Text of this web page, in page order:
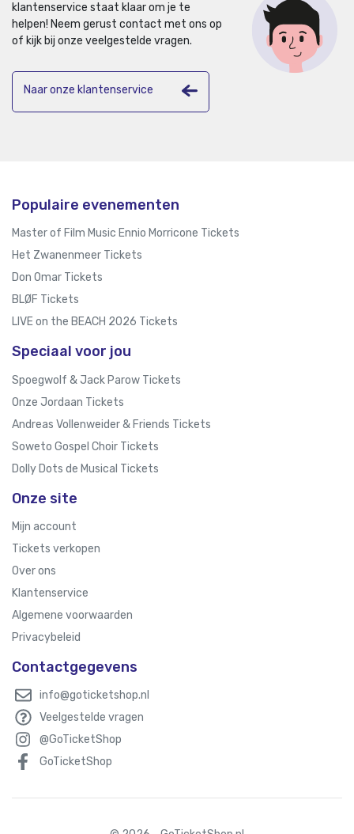
klantenservice staat klaar om je te
helpen! Neem gerust contact met ons op
of kijk bij onze veelgestelde vragen.
Naar onze klantenservice
Populaire evenementen
Master of Film Music Ennio Morricone Tickets
Het Zwanenmeer Tickets
Don Omar Tickets
BLØF Tickets
LIVE on the BEACH 2026 Tickets
Speciaal voor jou
Spoegwolf & Jack Parow Tickets
Onze Jordaan Tickets
Andreas Vollenweider & Friends Tickets
Soweto Gospel Choir Tickets
Dolly Dots de Musical Tickets
Onze site
Mijn account
Tickets verkopen
Over ons
Klantenservice
Algemene voorwaarden
Privacybeleid
Contactgegevens
info@goticketshop.nl
Veelgestelde vragen
@GoTicketShop
GoTicketShop